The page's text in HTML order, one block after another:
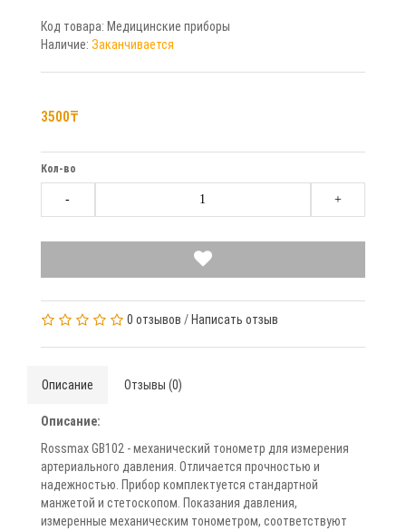
Код товара: Медицинские приборы
Наличие: Заканчивается
3500₸
Кол-во
- +
0 отзывов / Написать отзыв
Описание Отзывы (0)
Описание:
Rossmax GB102 - механический тонометр для измерения
артериального давления. Отличается прочностью и
надежностью. Прибор комплектуется стандартной
манжетой и стетоскопом. Показания давления,
измеренные механическим тонометром, соответствуют